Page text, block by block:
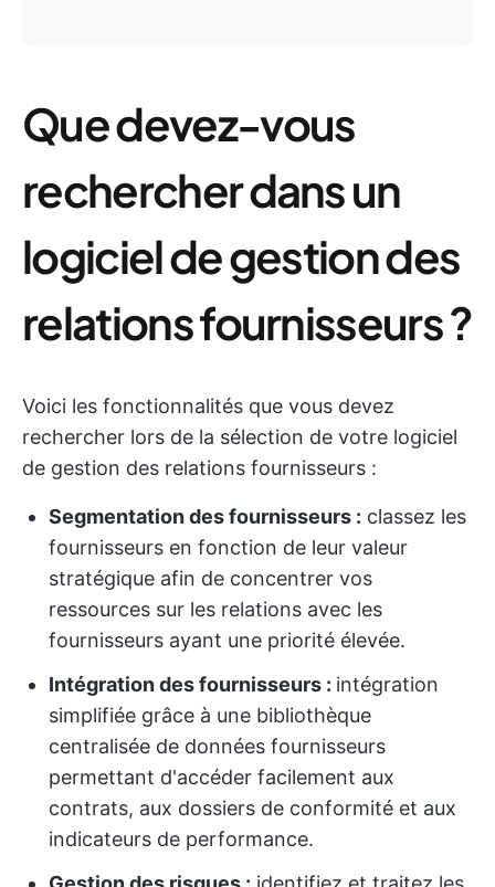
Que devez-vous
rechercher dans un
logiciel de gestion des
relations fournisseurs ?
Voici les fonctionnalités que vous devez
rechercher lors de la sélection de votre logiciel
de gestion des relations fournisseurs :
Segmentation des fournisseurs : classez les
fournisseurs en fonction de leur valeur
stratégique afin de concentrer vos
ressources sur les relations avec les
fournisseurs ayant une priorité élevée.
Intégration des fournisseurs : intégration
simplifiée grâce à une bibliothèque
centralisée de données fournisseurs
permettant d'accéder facilement aux
contrats, aux dossiers de conformité et aux
indicateurs de performance.